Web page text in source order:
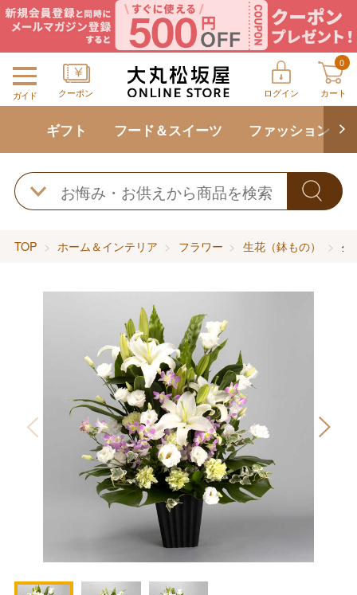
ガイド クーポン ログイン
0
カート
ギフト フード＆スイーツ ファッション
TOP ホーム＆インテリア フラワー 生花（鉢もの） 生